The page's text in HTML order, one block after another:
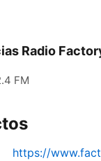
Radio
FM
https://